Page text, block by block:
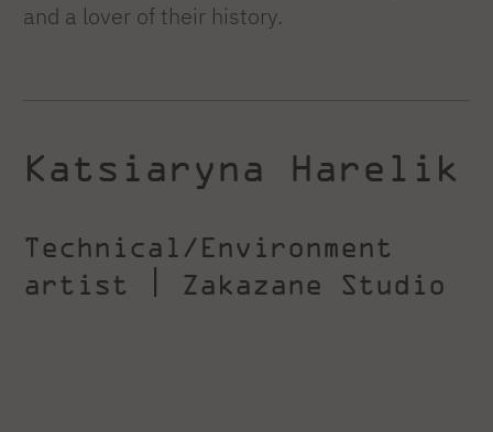
and a lover of their history.
Katsiaryna Harelik
Technical/Environment
artist | Zakazane Studio